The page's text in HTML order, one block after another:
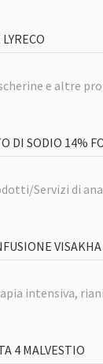
e altre
DI SODIO 14%
Servizi di
intensiva,
4 MALVESTIO